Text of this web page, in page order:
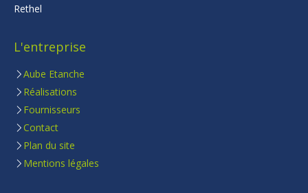
Rethel
L'entreprise
Aube Etanche
Réalisations
Fournisseurs
Contact
Plan du site
Mentions légales